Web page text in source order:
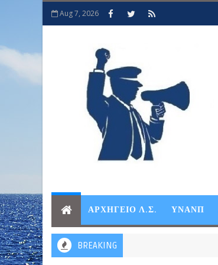
Aug 7, 2026
ΑΡΧΗΓΕΙΟ Λ.Σ. ΥΝΑΝΠ
BREAKING